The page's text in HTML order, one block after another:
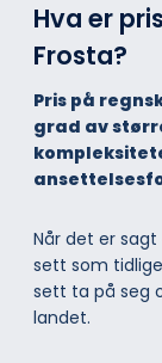
Hva er
Frosta?
Pris på
grad av
Når det er
sett som
sett ta på seg
landet.